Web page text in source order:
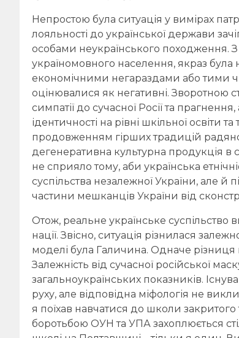
Непростою була ситуація у вимірах
лояльності до української держави
особами неукраїнського походження.
україномовного населення, якраз
економічними негараздами або тими
оцінювалися як негативні. Зворотною
симпатії до сучасної Росії та
ідентичності на рівні шкільної освіти
продовженням гірших традицій
дегенеративна культурна продукція в
не сприяло тому, аби українська
суспільства незалежної України, але
частини мешканців України від
Отож, реальне українське
нації. Звісно, ситуація різнилася
моделі була Галичина. Одначе
Залежність від сучасної російської
загальноукраїнських показників.
руху, але відповідна міфологія не
я поїхав навчатися до школи
боротьбою ОУН та УПА захоплюється